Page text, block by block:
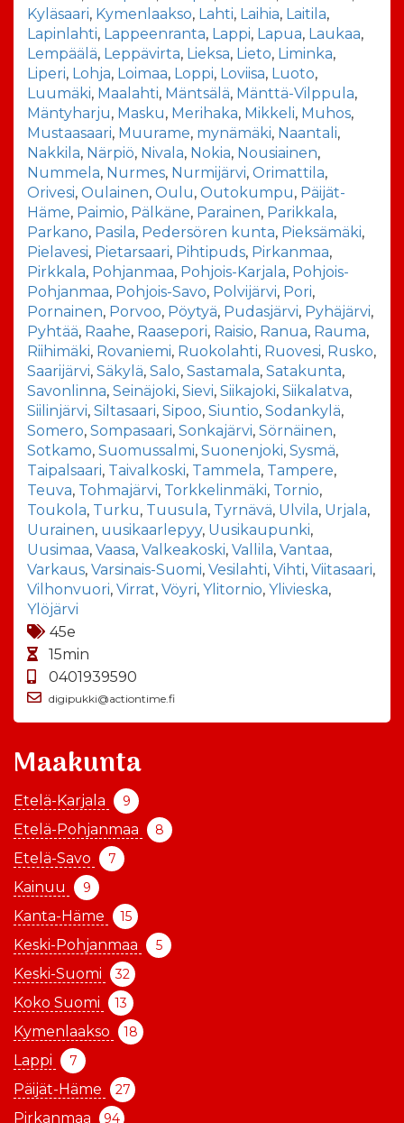
Kyläsaari, Kymenlaakso, Lahti, Laihia, Laitila,
Lapinlahti, Lappeenranta, Lappi, Lapua, Laukaa,
Lempäälä, Leppävirta, Lieksa, Lieto, Liminka,
Liperi, Lohja, Loimaa, Loppi, Loviisa, Luoto,
Luumäki, Maalahti, Mäntsälä, Mänttä-Vilppula,
Mäntyharju, Masku, Merihaka, Mikkeli, Muhos,
Mustaasaari, Muurame, mynämäki, Naantali,
Nakkila, Närpiö, Nivala, Nokia, Nousiainen,
Nummela, Nurmes, Nurmijärvi, Orimattila,
Orivesi, Oulainen, Oulu, Outokumpu, Päijät-
Häme, Paimio, Pälkäne, Parainen, Parikkala,
Parkano, Pasila, Pedersören kunta, Pieksämäki,
Pielavesi, Pietarsaari, Pihtipuds, Pirkanmaa,
Pirkkala, Pohjanmaa, Pohjois-Karjala, Pohjois-
Pohjanmaa, Pohjois-Savo, Polvijärvi, Pori,
Pornainen, Porvoo, Pöytyä, Pudasjärvi, Pyhäjärvi,
Pyhtää, Raahe, Raasepori, Raisio, Ranua, Rauma,
Riihimäki, Rovaniemi, Ruokolahti, Ruovesi, Rusko,
Saarijärvi, Säkylä, Salo, Sastamala, Satakunta,
Savonlinna, Seinäjoki, Sievi, Siikajoki, Siikalatva,
Siilinjärvi, Siltasaari, Sipoo, Siuntio, Sodankylä,
Somero, Sompasaari, Sonkajärvi, Sörnäinen,
Sotkamo, Suomussalmi, Suonenjoki, Sysmä,
Taipalsaari, Taivalkoski, Tammela, Tampere,
Teuva, Tohmajärvi, Torkkelinmäki, Tornio,
Toukola, Turku, Tuusula, Tyrnävä, Ulvila, Urjala,
Uurainen, uusikaarlepyy, Uusikaupunki,
Uusimaa, Vaasa, Valkeakoski, Vallila, Vantaa,
Varkaus, Varsinais-Suomi, Vesilahti, Vihti, Viitasaari,
Vilhonvuori, Virrat, Vöyri, Ylitornio, Ylivieska,
Ylöjärvi
45e
15min
0401939590
digipukki@actiontime.fi
Maakunta
Etelä-Karjala 9
Etelä-Pohjanmaa 8
Etelä-Savo 7
Kainuu 9
Kanta-Häme 15
Keski-Pohjanmaa 5
Keski-Suomi 32
Koko Suomi 13
Kymenlaakso 18
Lappi 7
Päijät-Häme 27
Pirkanmaa 94